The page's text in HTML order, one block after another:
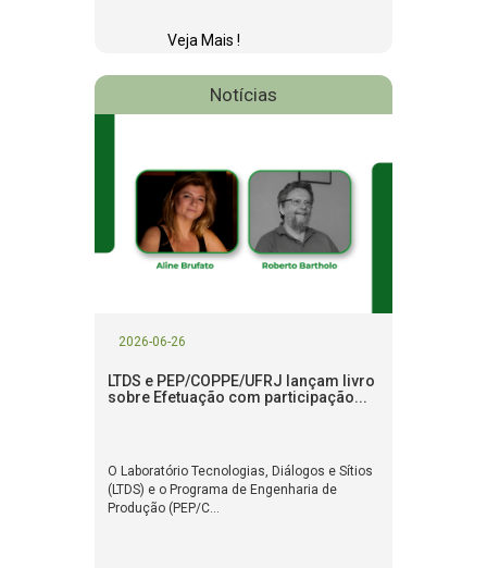
Veja Mais !
Notícias
2026-06-26
LTDS e PEP/COPPE/UFRJ lançam livro
sobre Efetuação com participação...
O Laboratório Tecnologias, Diálogos e Sítios
(LTDS) e o Programa de Engenharia de
Produção (PEP/C...